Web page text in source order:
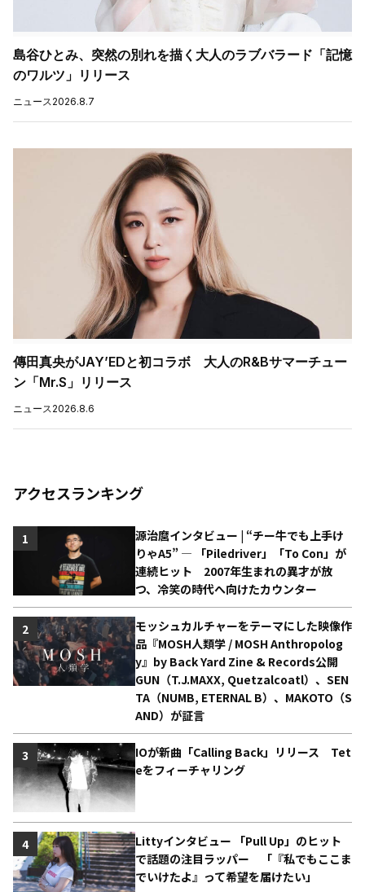
島谷ひとみ、突然の別れを描く大人のラブバラード「記憶
のワルツ」リリース
ニュース 2026.8.7
傳田真央がJAY’EDと初コラボ 大人のR&Bサマーチュー
ン「Mr.S」リリース
ニュース 2026.8.6
アクセスランキング
源治麿インタビュー | “チー牛でも上手け
りゃA5” ― 「Piledriver」「To Con」が
連続ヒット 2007年生まれの異才が放
つ、冷笑の時代へ向けたカウンター
1
モッシュカルチャーをテーマにした映像作
品『MOSH人類学 / MOSH Anthropolog
y』by Back Yard Zine & Records公開
GUN（T.J.MAXX, Quetzalcoatl）、SEN
TA（NUMB, ETERNAL B）、MAKOTO（S
AND）が証言
2
IOが新曲「Calling Back」リリース Tet
eをフィーチャリング
3
Littyインタビュー 「Pull Up」のヒット
で話題の注目ラッパー 「『私でもここま
でいけたよ』って希望を届けたい」
4